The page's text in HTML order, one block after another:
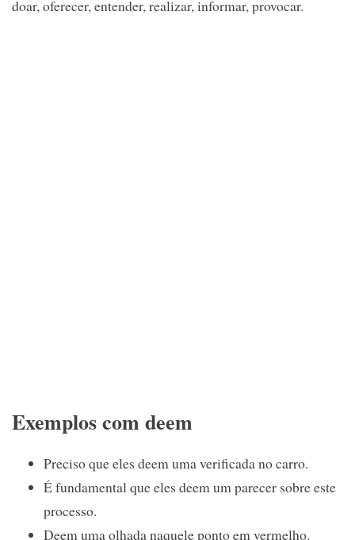
doar, oferecer, entender, realizar, informar, provocar.
Exemplos com deem
Preciso que eles deem uma verificada no carro.
É fundamental que eles deem um parecer sobre este
processo.
Deem uma olhada naquele ponto em vermelho.